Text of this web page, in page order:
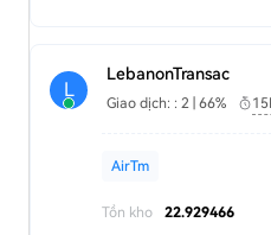
L
LebanonTransac
Giao dịch: : 2 | 66%
AirTm
Tồn kho
22.929466